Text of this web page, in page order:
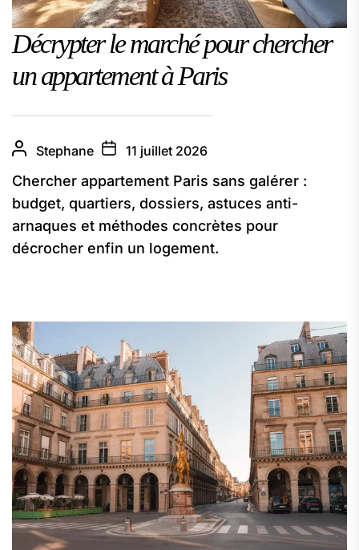
Décrypter le marché pour chercher
un appartement à Paris
Stephane 11 juillet 2026
Chercher appartement Paris sans galérer :
budget, quartiers, dossiers, astuces anti-
arnaques et méthodes concrètes pour
décrocher enfin un logement.